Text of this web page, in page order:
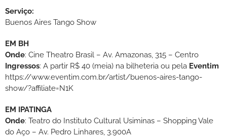
Serviço:
Buenos Aires Tango Show
EM BH
Onde: Cine Theatro Brasil – Av. Amazonas, 315 – Centro
Ingressos: A partir R$ 40 (meia) na bilheteria ou pela Eventim
https://www.eventim.com.br/artist/buenos-aires-tango-
show/?affiliate=N1K
EM IPATINGA
Onde: Teatro do Instituto Cultural Usiminas – Shopping Vale
do Aço – Av. Pedro Linhares, 3.900A